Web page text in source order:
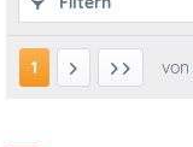
1 von